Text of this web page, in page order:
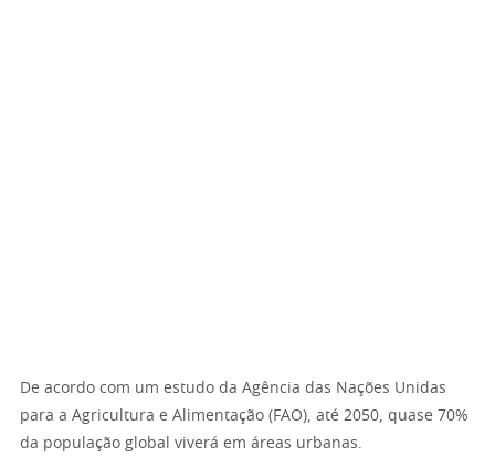
De acordo com um estudo da Agência das Nações Unidas
para a Agricultura e Alimentação (FAO), até 2050, quase 70%
da população global viverá em áreas urbanas.